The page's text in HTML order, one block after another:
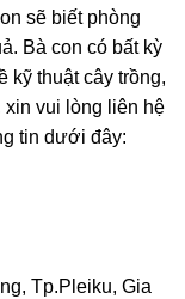
sẽ biết phòng
Bà con có bất kỳ
kỹ thuật cây trồng,
vui lòng liên hệ
tin dưới đây:
Tp.Pleiku, Gia